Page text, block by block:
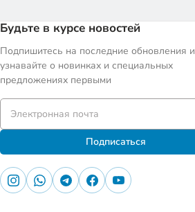
Будьте в курсе новостей
Подпишитесь на последние обновления и
узнавайте о новинках и специальных
предложениях первыми
Подписаться